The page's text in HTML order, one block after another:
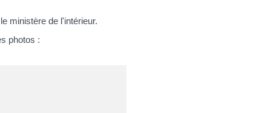
ministère de l'intérieur.
photos :